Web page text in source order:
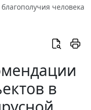
человека
в